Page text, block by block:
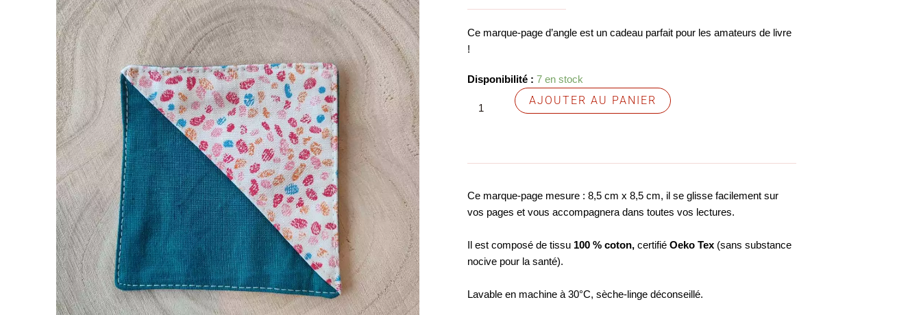
Ce marque-page d’angle est un cadeau parfait pour les amateurs de livre
!
Disponibilité : 7 en stock
quantité
Marque-
AJOUTER AU PANIER
Ce marque-page mesure : 8,5 cm x 8,5 cm, il se glisse facilement sur
vos pages et vous accompagnera dans toutes vos lectures.
Il est composé de tissu 100 % coton, certifié Oeko Tex (sans substance
nocive pour la santé).
Lavable en machine à 30°C, sèche-linge déconseillé.